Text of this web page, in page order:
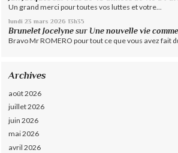
Un grand merci pour toutes vos luttes et votre...
lundi 23 mars 2026 13h35
Brunelet Jocelyne sur Une nouvelle vie
Bravo Mr ROMERO pour tout ce que vous avez fait
Archives
août 2026
juillet 2026
juin 2026
mai 2026
avril 2026